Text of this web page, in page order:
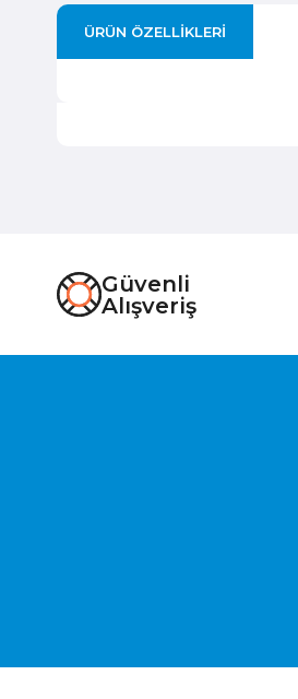
ÜRÜN ÖZELLIKLERI
Güvenli
Alışveriş